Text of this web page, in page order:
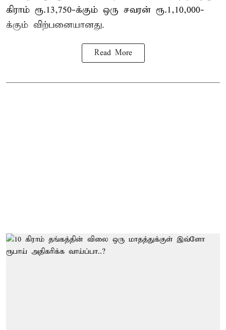
கிராம் ரூ.13,750-க்கும் ஒரு சவரன் ரூ.1,10,000-
க்கும் விற்பனையானது.
Read More